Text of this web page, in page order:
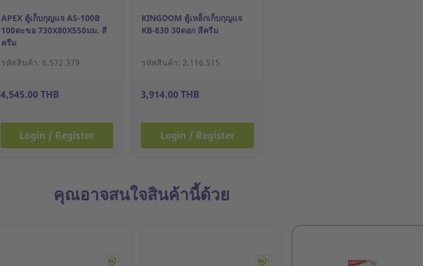
APEX ตู้เก็บกุญแจ AS-100B
100ตะขอ 730X80X550มม. สี
ครีม
รหัสสินค้า: 6.572.379
4,545.00 THB
Login / Register
KINGDOM ตู้เหล็กเก็บกุญแจ
KB-830 30ดอก สีครีม
รหัสสินค้า: 2.116.515
3,914.00 THB
Login / Register
คุณอาจสนใจสินค้านี้ด้วย